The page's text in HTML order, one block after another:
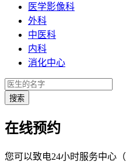
医学影像科
外科
中医科
内科
消化中心
在线预约
您可以致电24小时服务中心（